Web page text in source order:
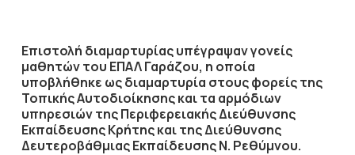
Επιστολή διαμαρτυρίας υπέγραψαν γονείς
μαθητών του ΕΠΑΛ Γαράζου, η οποία
υποβλήθηκε ως διαμαρτυρία στους φορείς της
Τοπικής Αυτοδιοίκησης και τα αρμόδιων
υπηρεσιών της Περιφερειακής Διεύθυνσης
Εκπαίδευσης Κρήτης και της Διεύθυνσης
Δευτεροβάθμιας Εκπαίδευσης Ν. Ρεθύμνου.